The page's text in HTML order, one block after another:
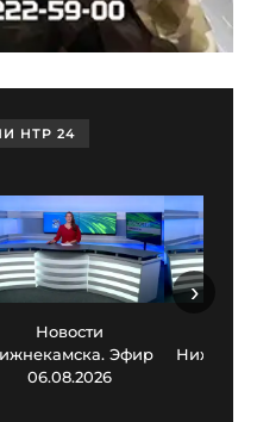
НТР 24
Новости
Эфир
06.08.2026
›